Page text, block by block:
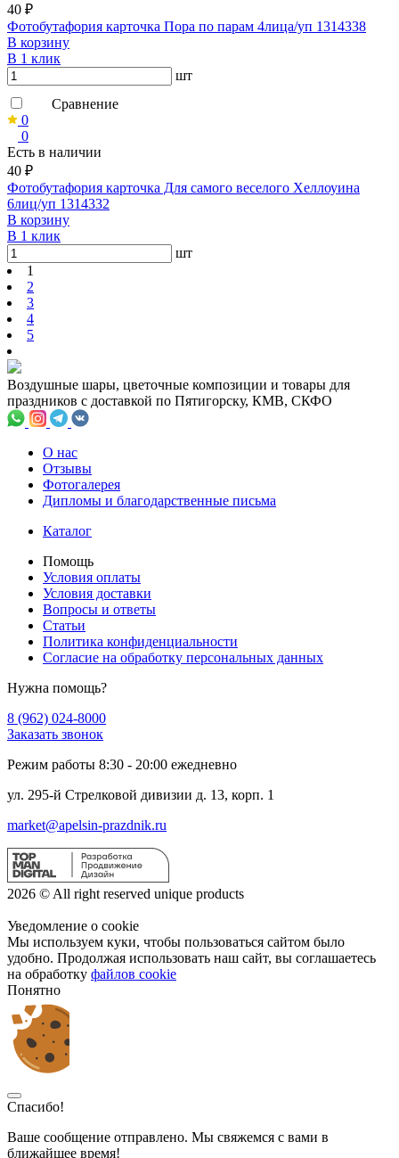
40 ₽
Фотобутафория карточка Пора по парам 4лица/уп 1314338
В корзину
В 1 клик
шт
Сравнение
0
0
Есть в наличии
40 ₽
Фотобутафория карточка Для самого веселого Хеллоуина
6лиц/уп 1314332
В корзину
В 1 клик
шт
1
2
3
4
5
Воздушные шары, цветочные композиции и товары для
праздников с доставкой по Пятигорску, КМВ, СКФО
О нас
Отзывы
Фотогалерея
Дипломы и благодарственные письма
Каталог
Помощь
Условия оплаты
Условия доставки
Вопросы и ответы
Статьи
Политика конфиденциальности
Cогласие на обработку персональных данных
Нужна помощь?
8 (962) 024-8000
Заказать звонок
Режим работы 8:30 - 20:00 ежедневно
ул. 295-й Стрелковой дивизии д. 13, корп. 1
market@apelsin-prazdnik.ru
2026 © All right reserved unique products
Уведомление о cookie
Мы используем куки, чтобы пользоваться сайтом было
удобно. Продолжая использовать наш сайт, вы соглашаетесь
на обработку файлов cookie
Понятно
Спасибо!
Ваше сообщение отправлено. Мы свяжемся с вами в
ближайшее время!